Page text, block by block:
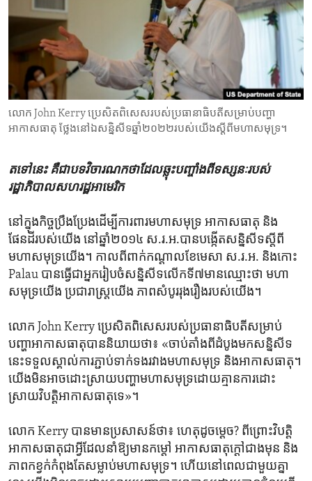
ECONOMY AND TRADE
ENVIRONMENT AND HEALTH
IDEALS AND INSTITUTIONS
លោក John Kerry ប្រេសិត​ពិសេស​របស់​ប្រធានាធិបតី​សម្រាប់​បញ្ហា
អាកាសធាតុ ថ្លែង​នៅឯ​​សន្និសីទ​ឆ្នាំ២០២២​របស់​យើង​ស្តីពី​មហា​សមុទ្រ។
តទៅនេះ​ គឺ​ជា​បទ​វិចារណកថា​ដែល​ឆ្លុះ​បញ្ចាំង​ពី​ទស្សនៈ​របស់​
រដ្ឋាភិបាល​សហរដ្ឋ​អាមេរិក
នៅក្នុង​កិច្ចប្រឹងប្រែង​ដើម្បី​ការពារ​មហា​សមុទ្រ​ អាកាសធាតុ និង​
ផែនដី​របស់​យើង នៅ​ឆ្នាំ២០១៤ ស.រ.អ.បានបង្កើត​សន្និសីទស្តី​ពី​
មហា​សមុទ្រ​យើង។​ កាលពីពាក់កណ្តាលខែមេសា​ ស.រ.អ. និង​កោះ
Palau បានធ្វើ​ជា​អ្នក​រៀប​ចំ​សន្និសីទលើក​ទី​៧​មានឈ្មោះ​ថា​ មហា
សមុទ្រ​យើង​ ប្រជារាស្ត្រយើង ​ភាព​សំបូរ​រុង​រឿង​របស់​យើង។
លោក John Kerry ប្រេសិត​ពិសេស​របស់​ប្រធានាធិបតី​សម្រាប់​
បញ្ហាអាកាសធាតុបាន​និយាយថា៖ «ចាប់តាំងពីដំបូងមក​សន្និសីទ​
នេះ​ទទួល​ស្គាល់​ការ​ភ្ជាប់​ទាក់ទង​រវាង​មហាសមុទ្រ​ និង​អាកាសធាតុ។
យើង​មិនអាចដោះស្រាយ​បញ្ហាមហាសមុទ្រដោយគ្មានការដោះ
ស្រាយវិបត្តិ​អាកាសធាតុទេ»។
លោក​ Kerry បានមានប្រសាសន៍ថា៖ ហេតុដូច​ម្តេច? ពីព្រោះ​វិបត្តិ​
អាកាសធាតុជា​អ្វីដែល​នាំ​ឱ្យ​មានកម្តៅ អាកាសធាតុ​ក្តៅ​ជាង​មុន និង
ភាព​កខ្វក់​កំពុងតែសម្លាប់​មហា​សមុទ្រ។ ហើយ​នៅ​ពេលជា​មួយ​គ្នា